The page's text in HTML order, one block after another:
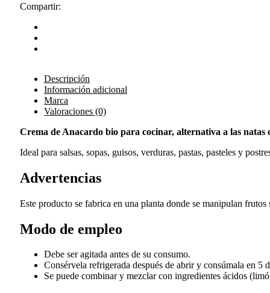
Compartir:
Descripción
Información adicional
Marca
Valoraciones (0)
Crema de Anacardo bio para cocinar, alternativa a las natas
Ideal para salsas, sopas, guisos, verduras, pastas, pasteles y
Advertencias
Este producto se fabrica en una planta donde se manipulan frutos
Modo de empleo
Debe ser agitada antes de su consumo.
Consérvela refrigerada después de abrir y consúmala en 5
Se puede combinar y mezclar con ingredientes ácidos